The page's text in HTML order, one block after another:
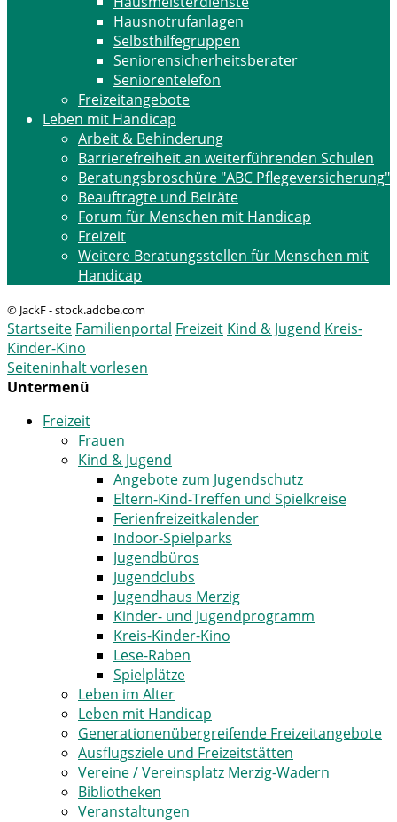
Hausnotrufanlagen
Selbsthilfegruppen
Seniorensicherheitsberater
Seniorentelefon
Freizeitangebote
Leben mit Handicap
Arbeit & Behinderung
Barrierefreiheit an weiterführenden Schulen
Beratungsbroschüre "ABC Pflegeversicherung"
Beauftragte und Beiräte
Forum für Menschen mit Handicap
Freizeit
Weitere Beratungsstellen für Menschen mit
Handicap
© JackF - stock.adobe.com
Startseite Familienportal Freizeit Kind & Jugend Kreis-
Kinder-Kino
Seiteninhalt vorlesen
Untermenü
Freizeit
Frauen
Kind & Jugend
Angebote zum Jugendschutz
Eltern-Kind-Treffen und Spielkreise
Ferienfreizeitkalender
Indoor-Spielparks
Jugendbüros
Jugendclubs
Jugendhaus Merzig
Kinder- und Jugendprogramm
Kreis-Kinder-Kino
Lese-Raben
Spielplätze
Leben im Alter
Leben mit Handicap
Generationenübergreifende Freizeitangebote
Ausflugsziele und Freizeitstätten
Vereine / Vereinsplatz Merzig-Wadern
Bibliotheken
Veranstaltungen